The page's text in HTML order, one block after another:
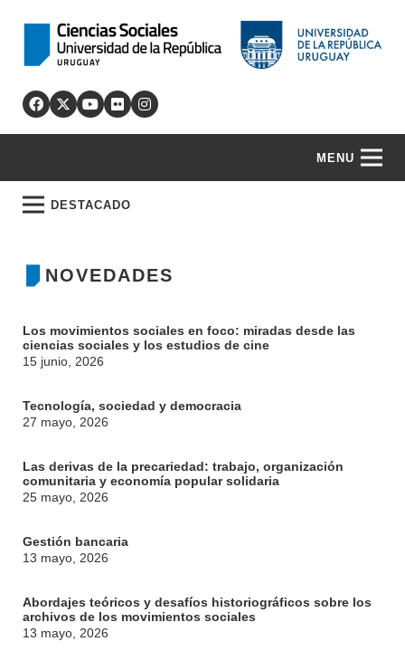
MENU
DESTACADO
NOVEDADES
Los movimientos sociales en foco: miradas desde las
ciencias sociales y los estudios de cine
15 junio, 2026
Tecnología, sociedad y democracia
27 mayo, 2026
Las derivas de la precariedad: trabajo, organización
comunitaria y economía popular solidaria
25 mayo, 2026
Gestión bancaria
13 mayo, 2026
Abordajes teóricos y desafíos historiográficos sobre los
archivos de los movimientos sociales
13 mayo, 2026